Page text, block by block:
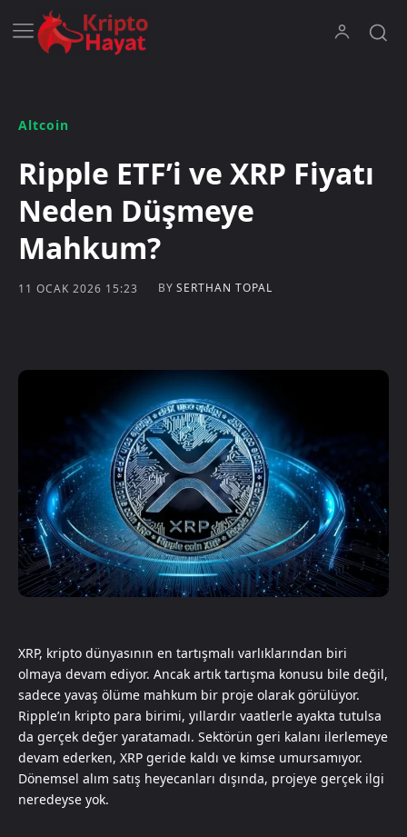
Altcoin
Ripple ETF’i ve XRP Fiyatı
Neden Düşmeye
Mahkum?
11 OCAK 2026 15:23 BY SERTHAN TOPAL
XRP, kripto dünyasının en tartışmalı varlıklarından biri
olmaya devam ediyor. Ancak artık tartışma konusu bile değil,
sadece yavaş ölüme mahkum bir proje olarak görülüyor.
Ripple’ın kripto para birimi, yıllardır vaatlerle ayakta tutulsa
da gerçek değer yaratamadı. Sektörün geri kalanı ilerlemeye
devam ederken, XRP geride kaldı ve kimse umursamıyor.
Dönemsel alım satış heyecanları dışında, projeye gerçek ilgi
neredeyse yok.